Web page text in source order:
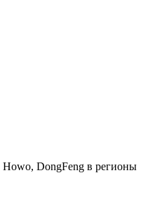
Howo, DongFeng в регионы